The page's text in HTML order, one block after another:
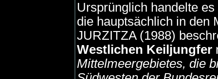
Ursprünglich handelte
die hauptsächlich in den
JURZITZA (1988)
Westlichen Keiljungfer
Mittelmeergebietes, die